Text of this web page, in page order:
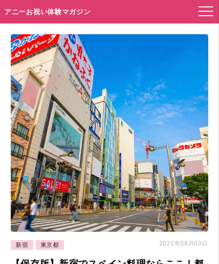
アニーお祝い体験マガジン
新宿 東京都 2021年08月03日